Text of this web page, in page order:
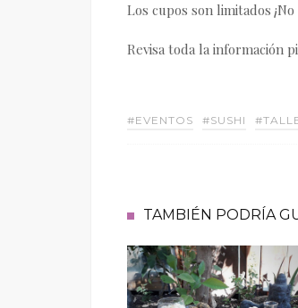
Los cupos son limitados
Revisa toda la información
#EVENTOS #SUSHI
TAMBIÉN PODRÍA